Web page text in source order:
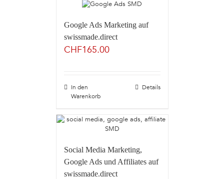
Google Ads Marketing auf
swissmade.direct
CHF165.00
In den
Warenkorb
Details
Social Media Marketing,
Google Ads und Affiliates auf
swissmade.direct